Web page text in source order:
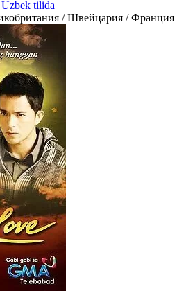
tilida
/ Швейцария / Франция